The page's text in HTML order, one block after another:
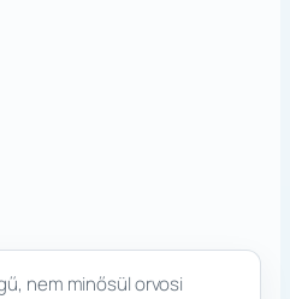
nem minősül orvosi